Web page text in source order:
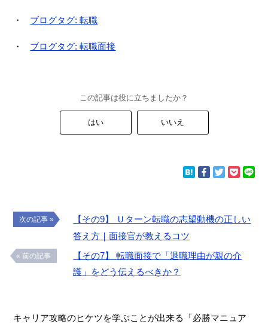
ブログタグ: 転職
ブログタグ: 転職面接
この記事は役に立ちましたか？
はい いいえ
次の記事 »
【その9】 Ｕターン転職の志望動機の正しい
答え方｜面接官が教えるコツ
« 前の記事
【その7】 転職面接で「退職理由が親の介
護」をどう伝えるべきか？
キャリア攻略のヒケツを学ぶことが出来る「必勝マニュア